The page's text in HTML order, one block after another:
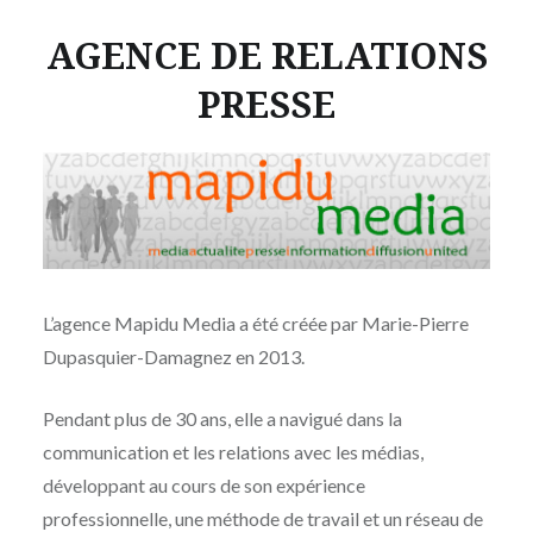
AGENCE DE RELATIONS
PRESSE
L’agence Mapidu Media a été créée par Marie-Pierre
Dupasquier-Damagnez en 2013.
Pendant plus de 30 ans, elle a navigué dans la
communication et les relations avec les médias,
développant au cours de son expérience
professionnelle, une méthode de travail et un réseau de